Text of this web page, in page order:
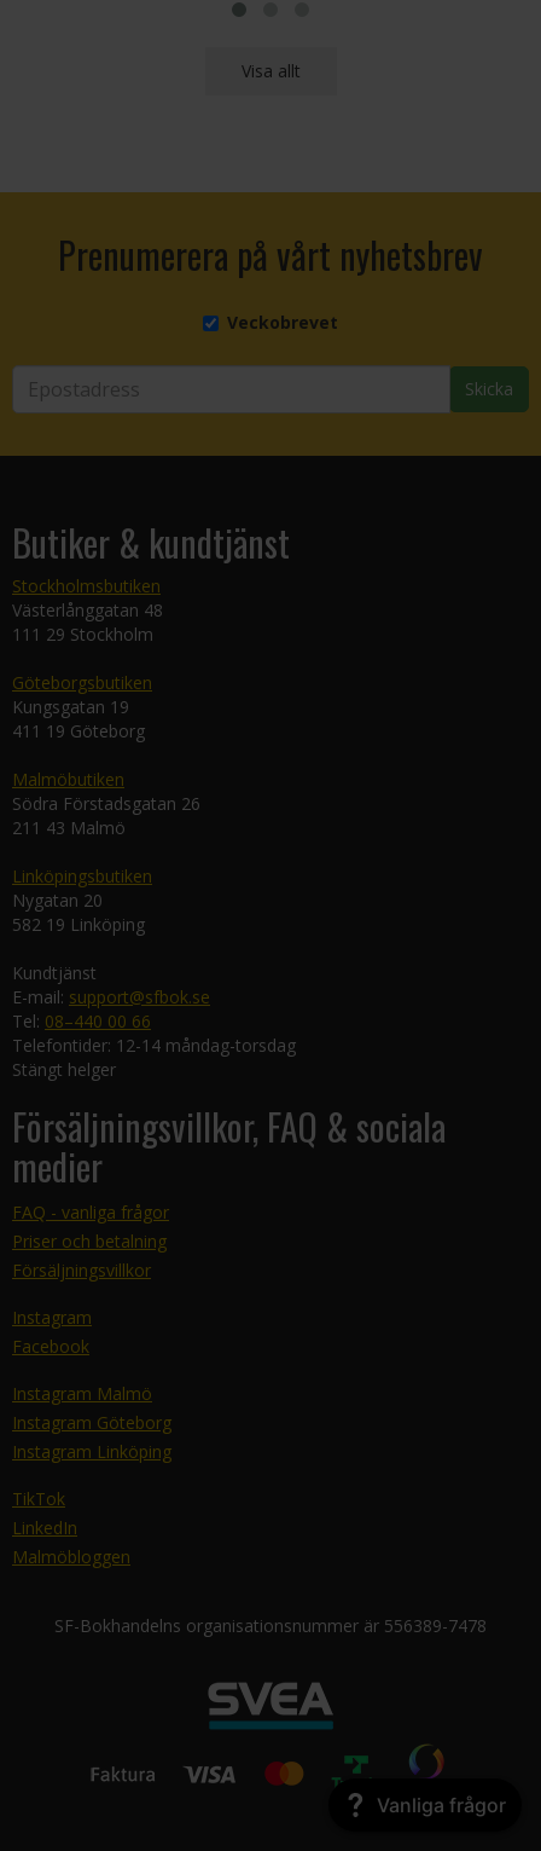
Visa allt
Prenumerera på vårt nyhetsbrev
Veckobrevet
Skicka
Butiker & kundtjänst
Stockholmsbutiken
Västerlånggatan 48
111 29 Stockholm
Göteborgsbutiken
Kungsgatan 19
411 19 Göteborg
Malmöbutiken
Södra Förstadsgatan 26
211 43 Malmö
Linköpingsbutiken
Nygatan 20
582 19 Linköping
Kundtjänst
E-mail: support@sfbok.se
Tel: 08–440 00 66
Telefontider: 12-14 måndag-torsdag
Stängt helger
Försäljningsvillkor, FAQ & sociala
medier
FAQ - vanliga frågor
Priser och betalning
Försäljningsvillkor
Instagram
Facebook
Instagram Malmö
Instagram Göteborg
Instagram Linköping
TikTok
LinkedIn
Malmöbloggen
SF-Bokhandelns organisationsnummer är 556389-7478
Vanliga frågor